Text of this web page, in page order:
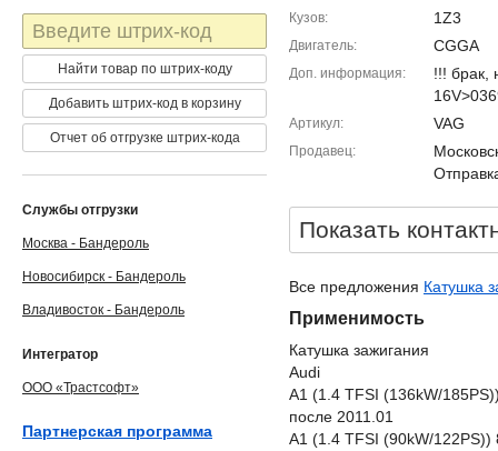
Кузов 1Z3
Двигатель CGGA
Доп. информация
!!! брак,
Артикул VAG
Продавец
Показать
Все предложения Катушка
Применимость
Катушка зажигания
Audi
A1 (1.4 TFSI (136kW/
после 2011.01
A1 (1.4 TFSI (90kW/122PS))
Штрих-
код
Найти товар по штрих-коду
Добавить штрих-код в корзину
Отчет об отгрузке штрих-кода
Службы отгрузки
Москва - Бандероль
Новосибирск - Бандероль
Владивосток - Бандероль
Интегратор
ООО «Трастсофт»
Партнерская программа